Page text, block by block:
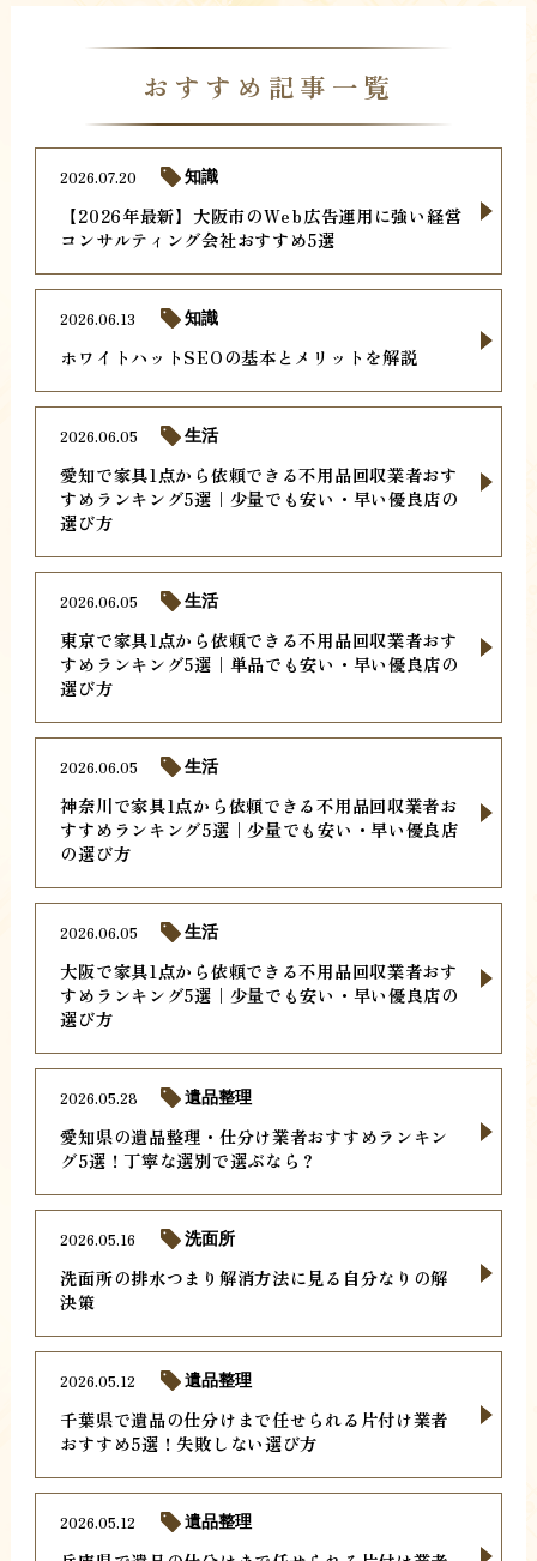
おすすめ記事一覧
【2026年最新】大阪市のWeb広告運用に強い経営
コンサルティング会社おすすめ5選
2026.07.20 知識
ホワイトハットSEOの基本とメリットを解説
2026.06.13 知識
愛知で家具1点から依頼できる不用品回収業者おす
すめランキング5選｜少量でも安い・早い優良店の
選び方
2026.06.05 生活
東京で家具1点から依頼できる不用品回収業者おす
すめランキング5選｜単品でも安い・早い優良店の
選び方
2026.06.05 生活
神奈川で家具1点から依頼できる不用品回収業者お
すすめランキング5選｜少量でも安い・早い優良店
の選び方
2026.06.05 生活
大阪で家具1点から依頼できる不用品回収業者おす
すめランキング5選｜少量でも安い・早い優良店の
選び方
2026.06.05 生活
愛知県の遺品整理・仕分け業者おすすめランキン
グ5選！丁寧な選別で選ぶなら？
2026.05.28 遺品整理
洗面所の排水つまり解消方法に見る自分なりの解
決策
2026.05.16 洗面所
千葉県で遺品の仕分けまで任せられる片付け業者
おすすめ5選！失敗しない選び方
2026.05.12 遺品整理
2026.05.12 遺品整理